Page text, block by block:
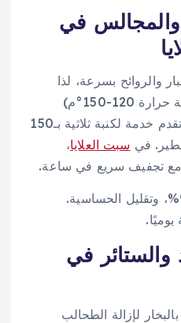
والمجالس في
والروائح بسرعة، لذا
يُفضل التنظيف بالبخار (درجة حرارة 120-150°م)
تقدم خدمة لكنبة ثلاثية بـ150
في سبت العلايا،
الفوائد: إزالة البقع بنسبة 95%، وتقليل الحساسية.
والستائر في
لإزالة الطحالب